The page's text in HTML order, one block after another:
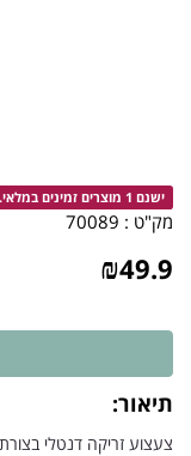
ישנם 1 מוצרים זמינים במלאי.
מק"ט : 70089
₪49.9
תיאור:
צעצוע זריקה דנטלי